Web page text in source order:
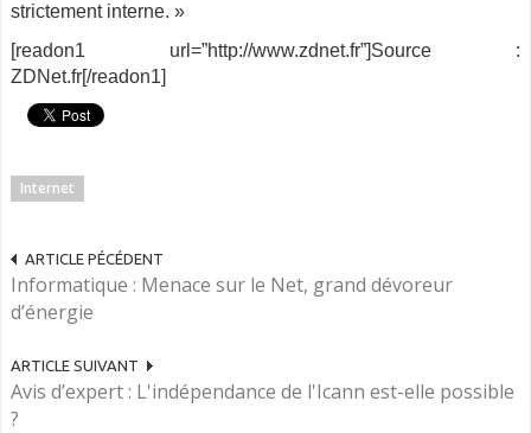
strictement interne. »
[readon1 url=”http://www.zdnet.fr”]Source :
ZDNet.fr[/readon1]
Internet
ARTICLE PÉCÉDENT
Informatique : Menace sur le Net, grand dévoreur
d’énergie
ARTICLE SUIVANT
Avis d’expert : L'indépendance de l'Icann est-elle possible
?